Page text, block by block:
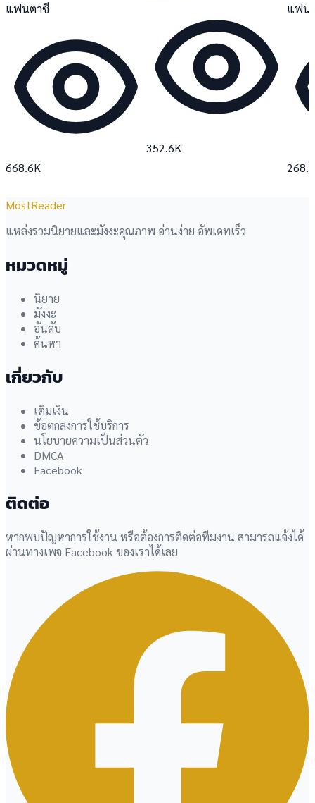
แฟนตาซี
668.6K
352.6K
แฟน
MostReader
แหล่งรวมนิยายและมังงะคุณภาพ อ่านง่าย อัพเดทเร็ว
หมวดหมู่
นิยาย
มังงะ
อันดับ
ค้นหา
เกี่ยวกับ
เติมเงิน
ข้อตกลงการใช้บริการ
นโยบายความเป็นส่วนตัว
DMCA
Facebook
ติดต่อ
หากพบปัญหาการใช้งาน หรือต้องการติดต่อทีมงาน สามารถแจ้งได้
ผ่านทางเพจ Facebook ของเราได้เลย